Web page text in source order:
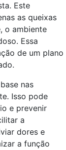
Este
as queixas
o ambiente
Essa
de um plano
nas
Isso pode
e prevenir
a
dores e
a função